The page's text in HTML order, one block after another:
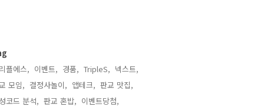
플에스, 이벤트, 경품, TripleS, 넥스트,
모임, 결정사놀이, 앱테크, 판교 맛집,
코드 분석, 판교 혼밥, 이벤트당첨,